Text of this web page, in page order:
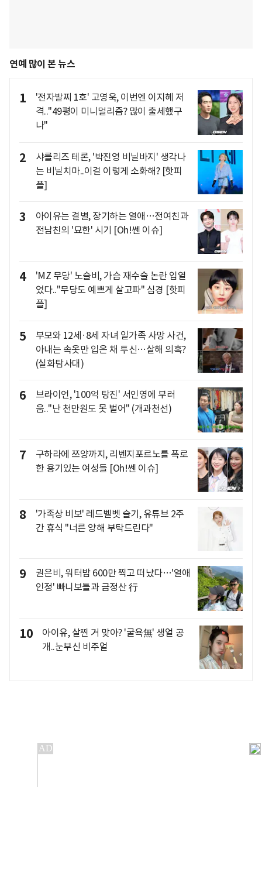
연예 많이 본 뉴스
1
'전자발찌 1호' 고영욱, 이번엔 이지혜 저
격.."49평이 미니멀리즘? 많이 출세했구
나"
2
샤를리즈 테론, '박진영 비닐바지' 생각나
는 비닐치마..이걸 이렇게 소화해? [핫피
플]
3
아이유는 결별, 장기하는 열애…전여친과
전남친의 '묘한' 시기 [Oh!쎈 이슈]
4
'MZ 무당' 노슬비, 가슴 재수술 논란 입열
었다.."무당도 예쁘게 살고파" 심경 [핫피
플]
5
부모와 12세·8세 자녀 일가족 사망 사건,
아내는 속옷만 입은 채 투신…살해 의혹?
(실화탐사대)
6
브라이언, '100억 탕진' 서인영에 부러
움.."난 천만원도 못 벌어" (개과천선)
7
구하라에 쯔양까지, 리벤지포르노를 폭로
한 용기있는 여성들 [Oh!쎈 이슈]
8
'가족상 비보' 레드벨벳 슬기, 유튜브 2주
간 휴식 "너른 양해 부탁드린다"
9
권은비, 워터밤 600만 찍고 떠났다…'열애
인정' 빠니보틀과 금정산 行
10
아이유, 살찐 거 맞아? '굴욕無' 생얼 공
개..눈부신 비주얼